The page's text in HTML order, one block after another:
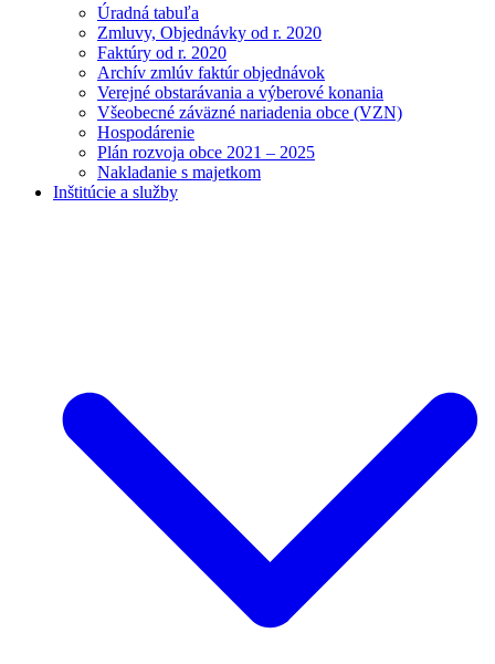
Úradná tabuľa
Zmluvy, Objednávky od r. 2020
Faktúry od r. 2020
Archív zmlúv faktúr objednávok
Verejné obstarávania a výberové konania
Všeobecné záväzné nariadenia obce (VZN)
Hospodárenie
Plán rozvoja obce 2021 – 2025
Nakladanie s majetkom
Inštitúcie a služby